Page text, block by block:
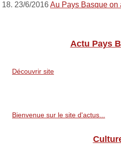
23/6/2016Au Pays Basque on
Actu Pays
Découvrir site
Bienvenue sur le site d'actus...